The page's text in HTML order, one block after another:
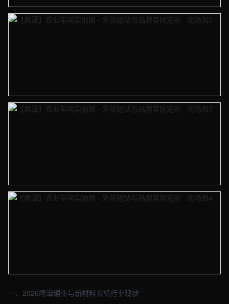
【鹰潭】农业车间实拍图 - 外贸建站与品牌官网定制 · 现场图1
【鹰潭】农业车间实拍图 - 外贸建站与品牌官网定制 · 现场图2
【鹰潭】农业车间实拍图 - 外贸建站与品牌官网定制 · 现场图3
一、2026鹰潭铜业与新材料农机行业现状